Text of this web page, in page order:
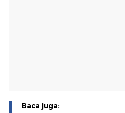
Baca juga: